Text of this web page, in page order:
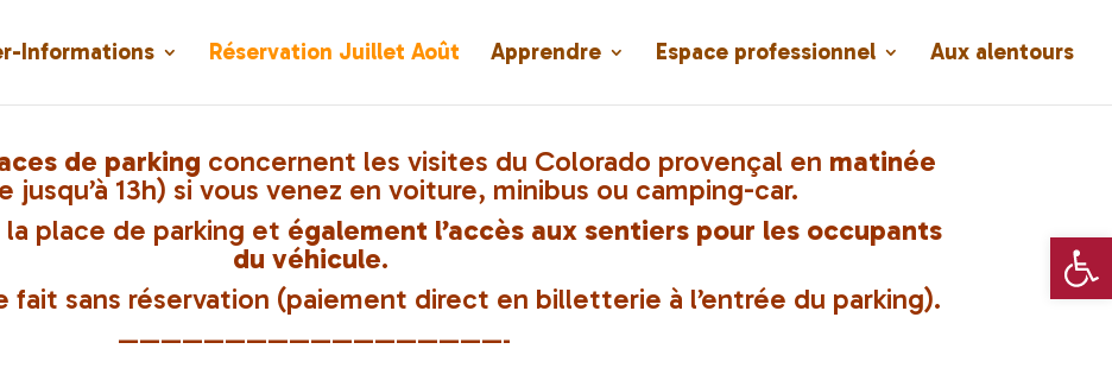
Ouvrir
Informations Réservation Juillet Août Apprendre Espace professionnel Aux alentours
de parking concernent les visites du Colorado provençal en matinée
jusqu’à 13h) si vous venez en voiture, minibus ou camping-car.
place de parking et également l’accès aux sentiers pour les occupants
du véhicule.
fait sans réservation (paiement direct en billetterie à l’entrée du parking).
——————————————————-